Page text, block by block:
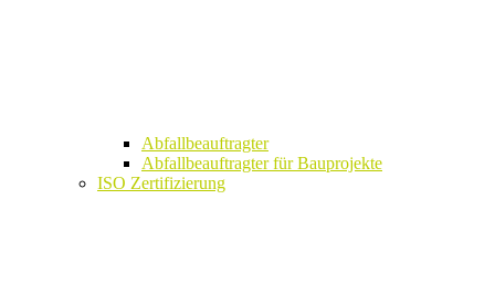
Abfallbeauftragter
Abfallbeauftragter für Bauprojekte
ISO Zertifizierung